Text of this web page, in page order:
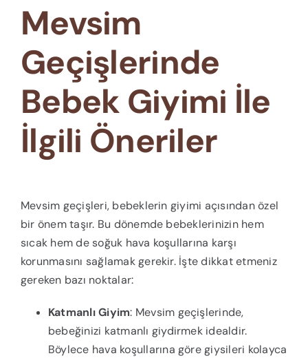
Mevsim
Geçişlerinde
Bebek Giyimi İle
İlgili Öneriler
Mevsim geçişleri, bebeklerin giyimi açısından özel
bir önem taşır. Bu dönemde bebeklerinizin hem
sıcak hem de soğuk hava koşullarına karşı
korunmasını sağlamak gerekir. İşte dikkat etmeniz
gereken bazı noktalar:
Katmanlı Giyim: Mevsim geçişlerinde,
bebeğinizi katmanlı giydirmek idealdir.
Böylece hava koşullarına göre giysileri kolayca